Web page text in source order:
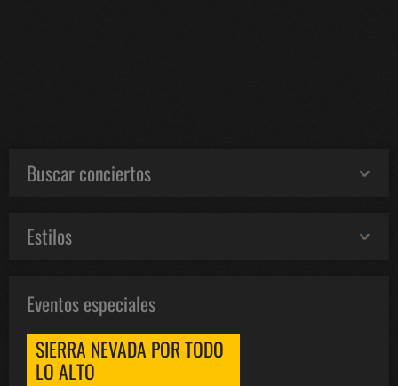
Buscar conciertos
Estilos
Eventos especiales
SIERRA NEVADA POR TODO
LO ALTO